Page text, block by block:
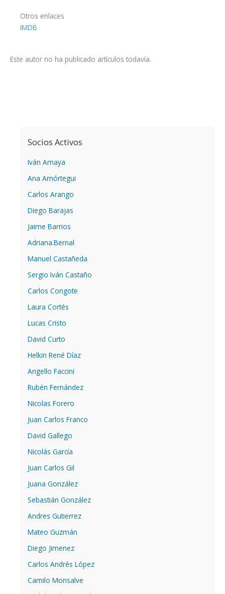
Otros enlaces
IMDB
Este autor no ha publicado artículos todavía.
Socios Activos
Iván Amaya
Ana Amórtegui
Carlos Arango
Diego Barajas
Jaime Barrios
Adriana.Bernal
Manuel Castañeda
Sergio Iván Castaño
Carlos Congote
Laura Cortés
Lucas Cristo
David Curto
Helkin René Díaz
Angello Faccini
Rubén Fernández
Nicolas Forero
Juan Carlos Franco
David Gallego
Nicolás García
Juan Carlos Gil
Juana González
Sebastián González
Andres Gutierrez
Mateo Guzmán
Diego Jimenez
Carlos Andrés López
Camilo Monsalve